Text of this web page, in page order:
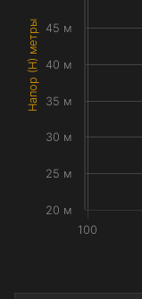
Напор (H) метры
100
20 м
25 м
30 м
35 м
40 м
45 м